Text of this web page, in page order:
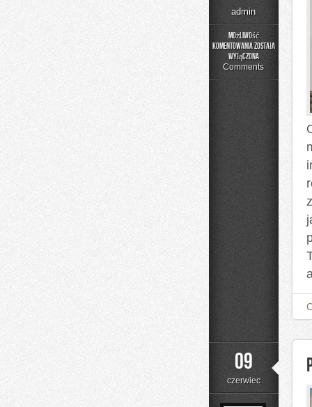
admin
Możliwość
komentowania
Zapachowe
Inspiracje
została
wyłączona
Comments
09
czerwiec